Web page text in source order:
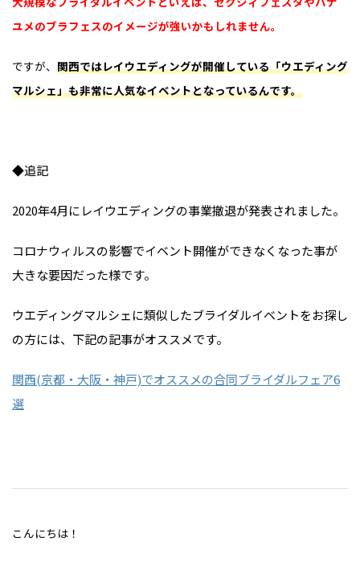
ユメのブラフェスのイメージが強いかもしれません。
ですが、 関西ではレイウエディングが開催している「ウエディング
マルシェ」も非常に人気なイベントとなっているんです。
◆追記
2020年4月にレイウエディングの事業撤退が発表されました。
コロナウィルスの影響でイベント開催ができなくなった事が
大きな要因だった様です。
ウエディングマルシェに類似したブライダルイベントをお探し
の方には、下記の記事がオススメです。
関西(京都・大阪・神戸)でオススメの合同ブライダルフェア6
選
こんにちは！